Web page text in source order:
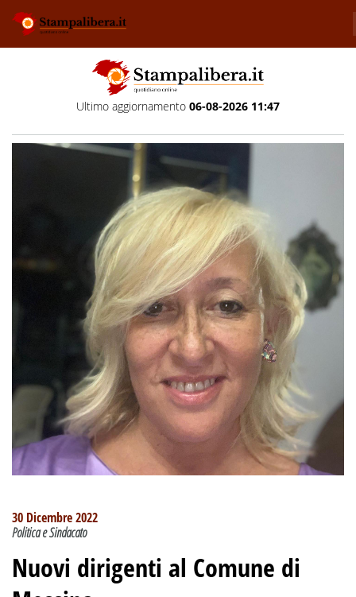
Ultimo aggiornamento 06-08-2026 11:47
30 Dicembre 2022
Politica e Sindacato
Nuovi dirigenti al Comune di